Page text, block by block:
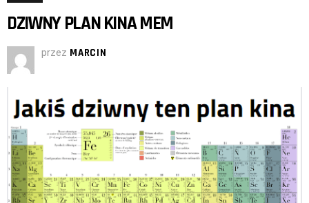
DZIWNY PLAN KINA MEM
przez MARCIN